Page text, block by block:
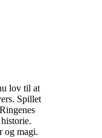
lov til at
Spillet
og magi.